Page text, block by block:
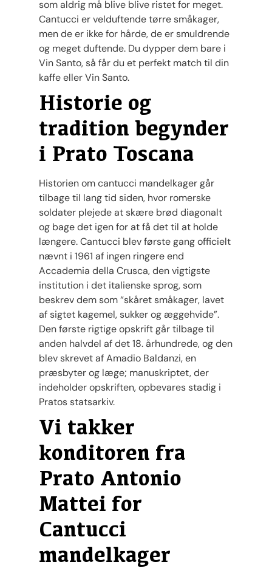
som aldrig må blive blive ristet for meget.
Cantucci er velduftende tørre småkager,
men de er ikke for hårde, de er smuldrende
og meget duftende. Du dypper dem bare i
Vin Santo, så får du et perfekt match til din
kaffe eller Vin Santo.
Historie og
tradition begynder
i Prato Toscana
Historien om cantucci mandelkager går
tilbage til lang tid siden, hvor romerske
soldater plejede at skære brød diagonalt
og bage det igen for at få det til at holde
længere. Cantucci blev første gang officielt
nævnt i 1961 af ingen ringere end
Accademia della Crusca, den vigtigste
institution i det italienske sprog, som
beskrev dem som “skåret småkager, lavet
af sigtet kagemel, sukker og æggehvide”.
Den første rigtige opskrift går tilbage til
anden halvdel af det 18. århundrede, og den
blev skrevet af Amadio Baldanzi, en
præsbyter og læge; manuskriptet, der
indeholder opskriften, opbevares stadig i
Pratos statsarkiv.
Vi takker
konditoren fra
Prato Antonio
Mattei for
Cantucci
mandelkager